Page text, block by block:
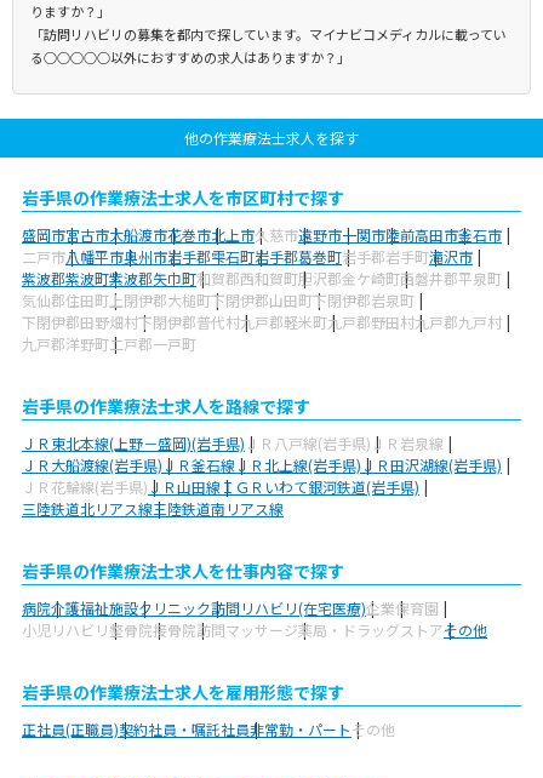
りますか？」
「訪問リハビリの募集を都内で探しています。マイナビコメディカルに載ってい
る○○○○○以外におすすめの求人はありますか？」
他の作業療法士求人を探す
岩手県の作業療法士求人を市区町村で探す
盛岡市宮古市大船渡市花巻市北上市久慈市遠野市一関市陸前高田市釜石市
二戸市八幡平市奥州市岩手郡雫石町岩手郡葛巻町岩手郡岩手町滝沢市
紫波郡紫波町紫波郡矢巾町和賀郡西和賀町胆沢郡金ケ崎町西磐井郡平泉町
気仙郡住田町 上閉伊郡大槌町下閉伊郡山田町下閉伊郡岩泉町
下閉伊郡田野畑村下閉伊郡普代村九戸郡軽米町九戸郡野田村九戸郡九戸村
九戸郡洋野町二戸郡一戸町
岩手県の作業療法士求人を路線で探す
ＪＲ東北本線(上野－盛岡)(岩手県) ＪＲ八戸線(岩手県) ＪＲ岩泉線
ＪＲ大船渡線(岩手県)ＪＲ釜石線ＪＲ北上線(岩手県)ＪＲ田沢湖線(岩手県)
ＪＲ花輪線(岩手県)ＪＲ山田線 ＩＧＲいわて銀河鉄道(岩手県)
三陸鉄道北リアス線三陸鉄道南リアス線
岩手県の作業療法士求人を仕事内容で探す
病院介護福祉施設クリニック訪問リハビリ(在宅医療)企業保育園
小児リハビリ整骨院接骨院訪問マッサージ薬局・ドラッグストアその他
岩手県の作業療法士求人を雇用形態で探す
正社員(正職員)契約社員・嘱託社員非常勤・パートその他